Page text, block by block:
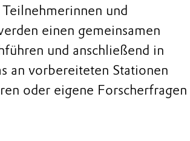
und
einen gemeinsamen
und anschließend in
an vorbereiteten Stationen
oder eigene Forscherfragen